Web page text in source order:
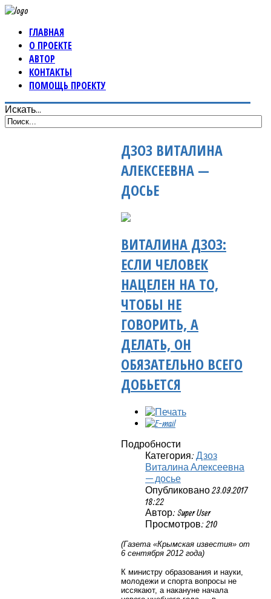
ГЛАВНАЯ
О ПРОЕКТЕ
АВТОР
КОНТАКТЫ
ПОМОЩЬ ПРОЕКТУ
Искать...
ДЗОЗ ВИТАЛИНА
АЛЕКСЕЕВНА —
ДОСЬЕ
ВИТАЛИНА ДЗОЗ:
ЕСЛИ ЧЕЛОВЕК
НАЦЕЛЕН НА ТО,
ЧТОБЫ НЕ
ГОВОРИТЬ, А
ДЕЛАТЬ, ОН
ОБЯЗАТЕЛЬНО ВСЕГО
ДОБЬЕТСЯ
Подробности
Категория: Дзоз
Виталина Алексеевна
— досье
Опубликовано 23.09.2017
18:22
Автор: Super User
Просмотров: 210
(Газета «Крымская известия» от
6 сентября 2012 года)
К министру образования и науки,
молодежи и спорта вопросы не
иссякают, а накануне начала